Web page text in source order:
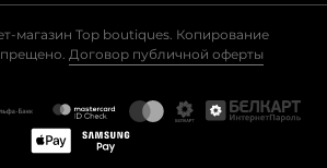
магазин Top boutiques. Копирование
Договор публичной оферты